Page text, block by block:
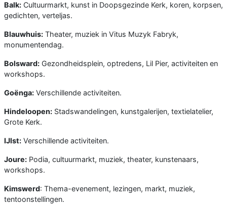
Balk: Cultuurmarkt, kunst in Doopsgezinde Kerk, koren, korpsen,
gedichten, verteljas.
Blauwhuis: Theater, muziek in Vitus Muzyk Fabryk,
monumentendag.
Bolsward: Gezondheidsplein, optredens, Lil Pier, activiteiten en
workshops.
Goënga: Verschillende activiteiten.
Hindeloopen: Stadswandelingen, kunstgalerijen, textielatelier,
Grote Kerk.
IJlst: Verschillende activiteiten.
Joure: Podia, cultuurmarkt, muziek, theater, kunstenaars,
workshops.
Kimswerd: Thema-evenement, lezingen, markt, muziek,
tentoonstellingen.